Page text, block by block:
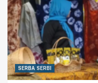
SERBA SERBI